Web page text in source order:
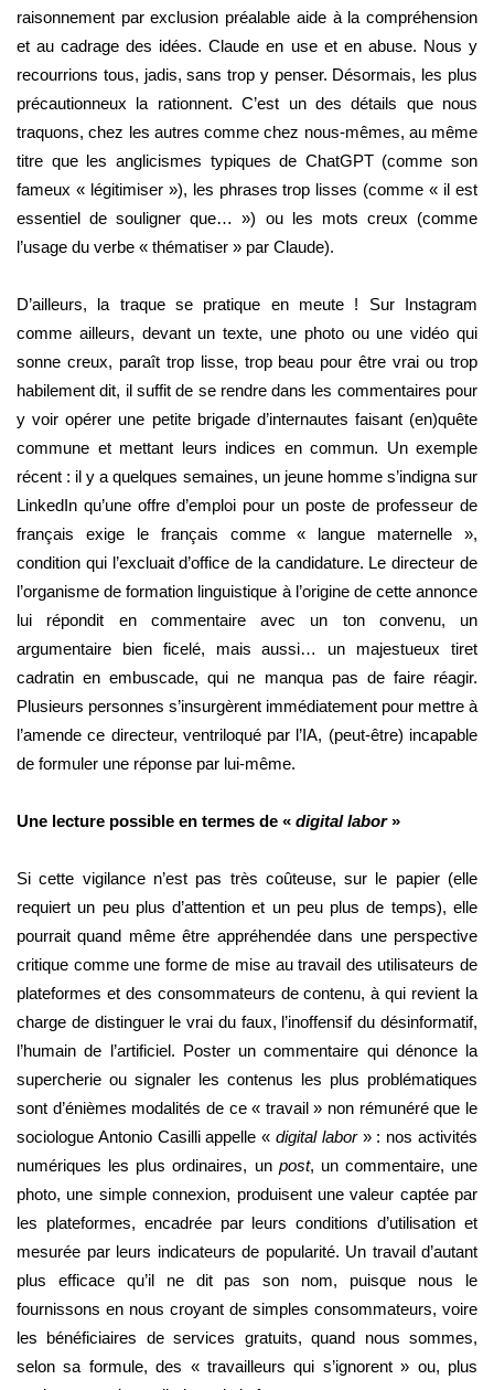
raisonnement par exclusion préalable aide à la compréhension
et au cadrage des idées. Claude en use et en abuse. Nous y
recourrions tous, jadis, sans trop y penser. Désormais, les plus
précautionneux la rationnent. C’est un des détails que nous
traquons, chez les autres comme chez nous-mêmes, au même
titre que les anglicismes typiques de ChatGPT (comme son
fameux « légitimiser »), les phrases trop lisses (comme « il est
essentiel de souligner que… ») ou les mots creux (comme
l’usage du verbe « thématiser » par Claude).
D’ailleurs, la traque se pratique en meute ! Sur Instagram
comme ailleurs, devant un texte, une photo ou une vidéo qui
sonne creux, paraît trop lisse, trop beau pour être vrai ou trop
habilement dit, il suffit de se rendre dans les commentaires pour
y voir opérer une petite brigade d’internautes faisant (en)quête
commune et mettant leurs indices en commun. Un exemple
récent : il y a quelques semaines, un jeune homme s’indigna sur
LinkedIn qu’une offre d’emploi pour un poste de professeur de
français exige le français comme « langue maternelle »,
condition qui l’excluait d’office de la candidature. Le directeur de
l’organisme de formation linguistique à l’origine de cette annonce
lui répondit en commentaire avec un ton convenu, un
argumentaire bien ficelé, mais aussi… un majestueux tiret
cadratin en embuscade, qui ne manqua pas de faire réagir.
Plusieurs personnes s’insurgèrent immédiatement pour mettre à
l’amende ce directeur, ventriloqué par l’IA, (peut-être) incapable
de formuler une réponse par lui-même.
Une lecture possible en termes de « digital labor»
Si cette vigilance n’est pas très coûteuse, sur le papier (elle
requiert un peu plus d’attention et un peu plus de temps), elle
pourrait quand même être appréhendée dans une perspective
critique comme une forme de mise au travail des utilisateurs de
plateformes et des consommateurs de contenu, à qui revient la
charge de distinguer le vrai du faux, l’inoffensif du désinformatif,
l’humain de l’artificiel. Poster un commentaire qui dénonce la
supercherie ou signaler les contenus les plus problématiques
sont d’énièmes modalités de ce « travail » non rémunéré que le
sociologue Antonio Casilli appelle « digital labor» : nos activités
numériques les plus ordinaires, un post, un commentaire, une
photo, une simple connexion, produisent une valeur captée par
les plateformes, encadrée par leurs conditions d’utilisation et
mesurée par leurs indicateurs de popularité. Un travail d’autant
plus efficace qu’il ne dit pas son nom, puisque nous le
fournissons en nous croyant de simples consommateurs, voire
les bénéficiaires de services gratuits, quand nous sommes,
selon sa formule, des « travailleurs qui s’ignorent » ou, plus